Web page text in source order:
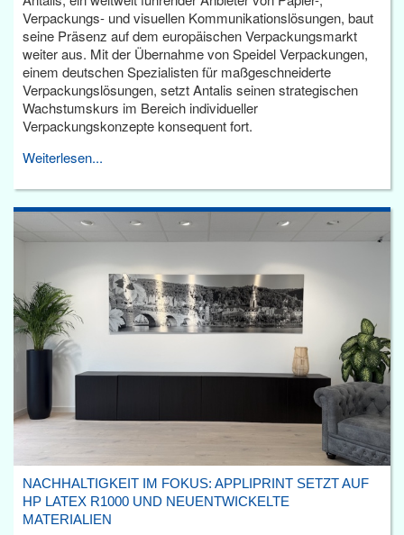
Verpackungs- und visuellen Kommunikationslösungen, baut
seine Präsenz auf dem europäischen Verpackungsmarkt
weiter aus. Mit der Übernahme von Speidel Verpackungen,
einem deutschen Spezialisten für maßgeschneiderte
Verpackungslösungen, setzt Antalis seinen strategischen
Wachstumskurs im Bereich individueller
Verpackungskonzepte konsequent fort.
Weiterlesen...
NACHHALTIGKEIT IM FOKUS: APPLIPRINT SETZT AUF
HP LATEX R1000 UND NEUENTWICKELTE
MATERIALIEN